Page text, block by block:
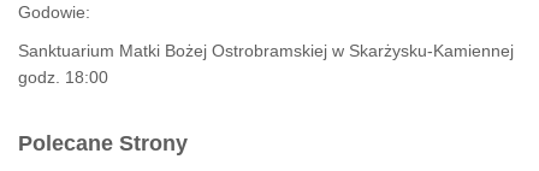
Godowie:
Sanktuarium Matki Bożej Ostrobramskiej w Skarżysku-Kamiennej
godz. 18:00
Polecane Strony